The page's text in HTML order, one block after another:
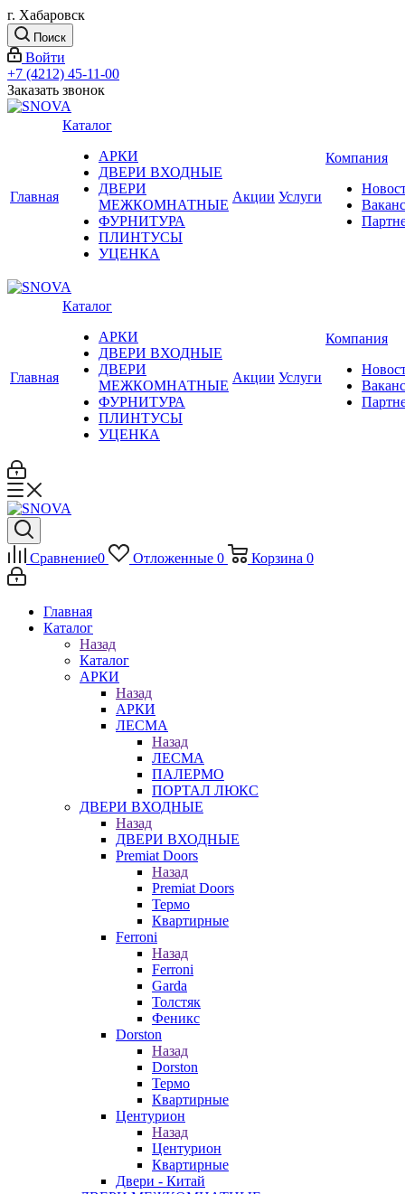
г. Хабаровск
Поиск
Войти
+7 (4212) 45-11-00
Заказать звонок
Главная
Каталог
АРКИ
ДВЕРИ ВХОДНЫЕ
ДВЕРИ
МЕЖКОМНАТНЫЕ
ФУРНИТУРА
ПЛИНТУСЫ
УЦЕНКА
Акции Услуги
Компания
Главная
Каталог
АРКИ
ДВЕРИ ВХОДНЫЕ
ДВЕРИ
МЕЖКОМНАТНЫЕ
ФУРНИТУРА
ПЛИНТУСЫ
УЦЕНКА
Акции Услуги
Компания
Сравнение0 Отложенные 0 Корзина 0
Главная
Каталог
Назад
Каталог
АРКИ
Назад
АРКИ
ЛЕСМА
Назад
ЛЕСМА
ПАЛЕРМО
ПОРТАЛ ЛЮКС
ДВЕРИ ВХОДНЫЕ
Назад
ДВЕРИ ВХОДНЫЕ
Premiat Doors
Назад
Premiat Doors
Термо
Квартирные
Ferroni
Назад
Ferroni
Garda
Толстяк
Феникс
Dorston
Назад
Dorston
Термо
Квартирные
Центурион
Назад
Центурион
Квартирные
Двери - Китай